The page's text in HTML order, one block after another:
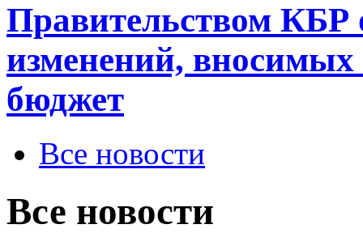
Правительством КБР
изменений, вносимых
бюджет
Все новости
Все новости